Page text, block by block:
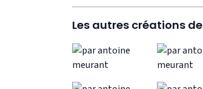
Les autres créations de